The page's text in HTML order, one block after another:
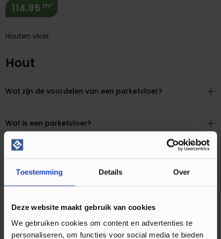
Toestemming Details Over
Deze website maakt gebruik van cookies
We gebruiken cookies om content en advertenties te
personaliseren, om functies voor social media te bieden
114,95 m²
Houten vloer
Hout
Wat zijn de voordelen van een parketvloer?
Wat is een parketvloer?
badkamer?
Hoe werkt het bezorgen en afhalen?